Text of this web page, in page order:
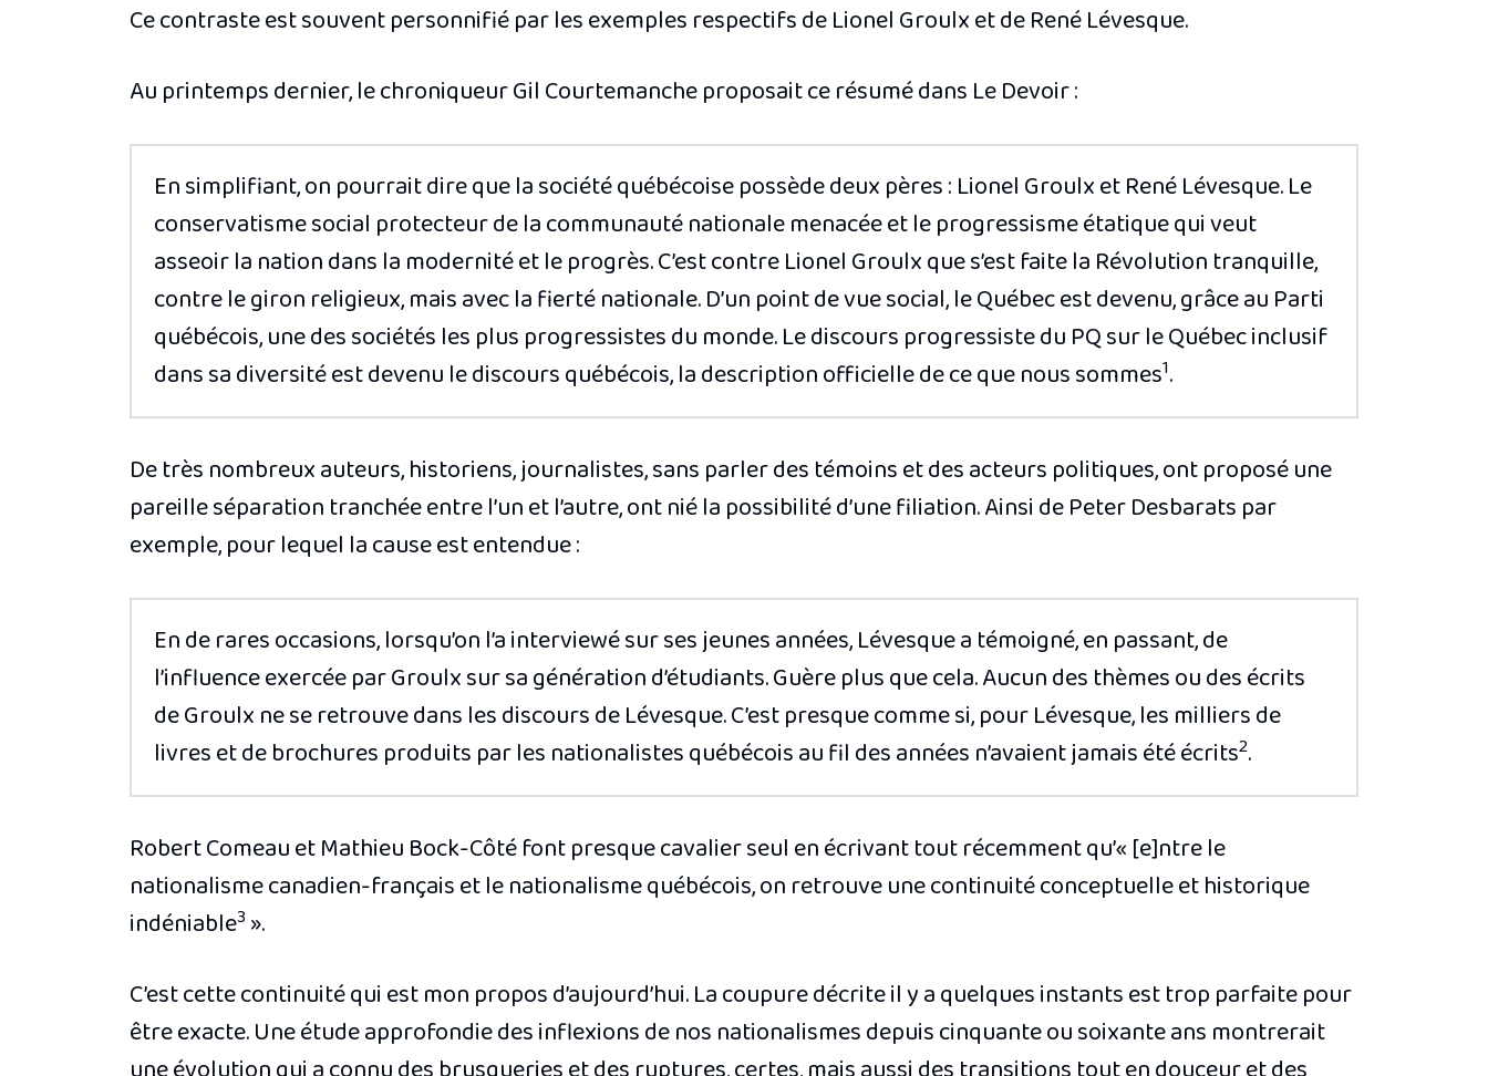
Ce contraste est souvent personnifié par les exemples respectifs de Lionel Groulx et de René Lévesque.
Au printemps dernier, le chroniqueur Gil Courtemanche proposait ce résumé dansLe Devoir:
En simplifiant, on pourrait dire que la société québécoise possède deux pères : Lionel Groulx et René Lévesque. Le
conservatisme social protecteur de la communauté nationale menacée et le progressisme étatique qui veut
asseoir la nation dans la modernité et le progrès. C’est contre Lionel Groulx que s’est faite la Révolution tranquille,
contre le giron religieux, mais avec la fierté nationale. D’un point de vue social, le Québec est devenu, grâce au Parti
québécois, une des sociétés les plus progressistes du monde. Le discours progressiste du PQ sur le Québec inclusif
dans sa diversité est devenu le discours québécois, la description officielle de ce que nous sommes1.
De très nombreux auteurs, historiens, journalistes, sans parler des témoins et des acteurs politiques, ont proposé une
pareille séparation tranchée entre l’un et l’autre, ont nié la possibilité d’une filiation. Ainsi de Peter Desbarats par
exemple, pour lequel la cause est entendue :
En de rares occasions, lorsqu’on l’a interviewé sur ses jeunes années, Lévesque a témoigné, en passant, de
l’influence exercée par Groulx sur sa génération d’étudiants. Guère plus que cela. Aucun des thèmes ou des écrits
de Groulx ne se retrouve dans les discours de Lévesque. C’est presque comme si, pour Lévesque, les milliers de
livres et de brochures produits par les nationalistes québécois au fil des années n’avaient jamais été écrits2.
Robert Comeau et Mathieu Bock-Côté font presque cavalier seul en écrivant tout récemment qu’« [e]ntre le
nationalisme canadien-français et le nationalisme québécois, on retrouve une continuité conceptuelle et historique
indéniable3 ».
C’est cette continuité qui est mon propos d’aujourd’hui. La coupure décrite il y a quelques instants est trop parfaite pour
être exacte. Une étude approfondie des inflexions de nos nationalismes depuis cinquante ou soixante ans montrerait